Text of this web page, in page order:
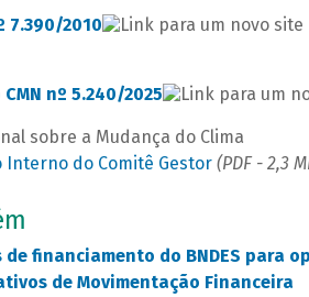
7.390/2010
nº 5.240/2025
sobre a Mudança do Clima
Interno do Comitê Gestor (PDF - 2,3
de financiamento do BNDES para
de Movimentação Financeira